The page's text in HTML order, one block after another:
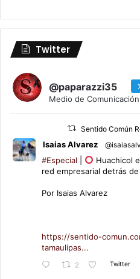
Twitter
@paparazzi35
Medio de Comunicación
Sentido Común
Isaias Alvarez
#Especial
Huachicol
red empresarial detrás
Por Isaias Alvarez
https://sentido-
tamaulipas...
2 Twitter